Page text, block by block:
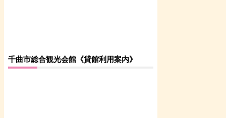
千曲市総合観光会館《貸館利用案内》